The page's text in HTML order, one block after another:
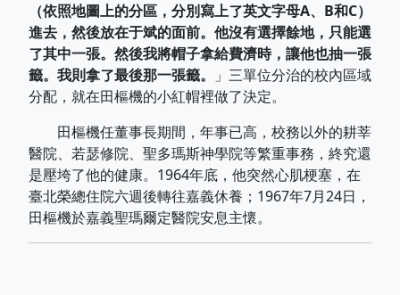
（依照地圖上的分區，分別寫上了英文字母A、B和C）
進去，然後放在于斌的面前。他沒有選擇餘地，只能選
了其中一張。然後我將帽子拿給費濟時，讓他也抽一張
籤。我則拿了最後那一張籤。
」三單位分治的校內區域
分配，就在田樞機的小紅帽裡做了決定。
田樞機任董事長期間，年事已高，校務以外的耕莘
醫院、若瑟修院、聖多瑪斯神學院等繁重事務，終究還
是壓垮了他的健康。1964年底，他突然心肌梗塞，在
臺北榮總住院六週後轉往嘉義休養；1967年7月24日，
田樞機於嘉義聖瑪爾定醫院安息主懷。